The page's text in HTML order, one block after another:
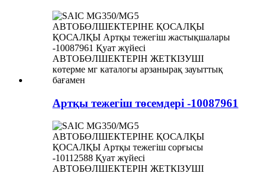
Артқы тежегіш төсемдері -10087961